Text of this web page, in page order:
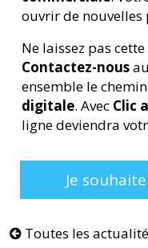
ouvrir de nouvelles
Ne laissez pas
Contactez-nous
ensemble le
digitale. Avec Clic
ligne deviendra
Je
Toutes les